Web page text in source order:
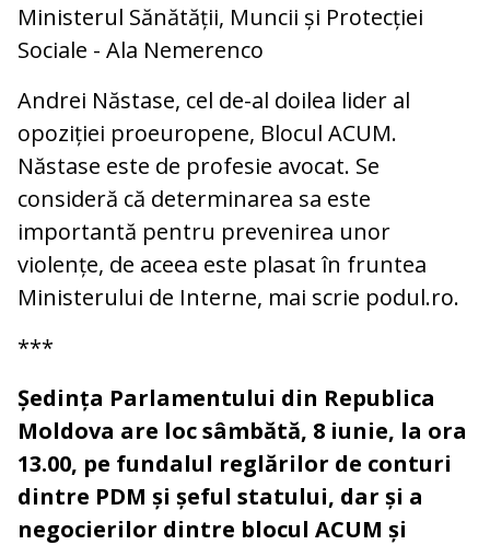
Ministerul Sănătății, Muncii și Protecției
Sociale - Ala Nemerenco
Andrei Năstase, cel de-al doilea lider al
opoziției proeuropene, Blocul ACUM.
Năstase este de profesie avocat. Se
consideră că determinarea sa este
importantă pentru prevenirea unor
violențe, de aceea este plasat în fruntea
Ministerului de Interne, mai scrie podul.ro.
***
Ședința Parlamentului din Republica
Moldova are loc sâmbătă, 8 iunie, la ora
13.00, pe fundalul reglărilor de conturi
dintre PDM și șeful statului, dar și a
negocierilor dintre blocul ACUM și